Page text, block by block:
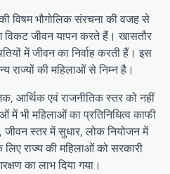
विषम भौगोलिक संरचना की वजह से
विकट जीवन यापन करते हैं। खासतौर
में जीवन का निर्वाह करती हैं। इस
राज्यों की महिलाओं से निम्न है।
आर्थिक एवं राजनीतिक स्तर को नहीं
में भी महिलाओं का प्रतिनिधित्व काफी
स्तर में सुधार, लोक नियोजन में
राज्य की महिलाओं को सरकारी
का लाभ दिया गया।